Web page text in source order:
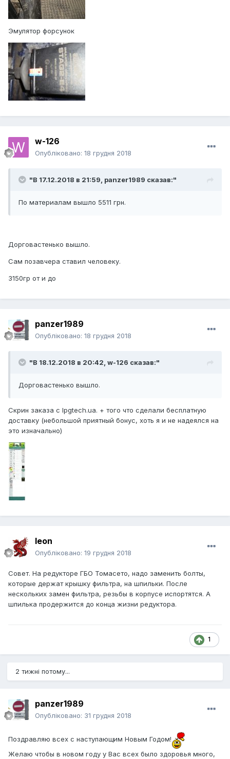
Эмулятор форсунок
w-126
Опубліковано: 18 грудня 2018
"В 17.12.2018 в 21:59, panzer1989 сказав:"
По материалам вышло 5511 грн.
Дорговастенько вышло.
Сам позавчера ставил человеку.
3150гр от и до
panzer1989
Опубліковано: 18 грудня 2018
"В 18.12.2018 в 20:42, w-126 сказав:"
Дорговастенько вышло.
Скрин заказа с lpgtech.ua. + того что сделали бесплатную
доставку (небольшой приятный бонус, хоть я и не надеялся на
это изначально)
leon
Опубліковано: 19 грудня 2018
Совет. На редукторе ГБО Томасето, надо заменить болты,
которые держат крышку фильтра, на шпильки. После
нескольких замен фильтра, резьбы в корпусе испортятся. А
шпилька продержится до конца жизни редуктора.
1
2 тижні потому...
panzer1989
Опубліковано: 31 грудня 2018
Поздравляю всех с наступающим Новым Годом!
Желаю чтобы в новом году у Вас всех было здоровья много,